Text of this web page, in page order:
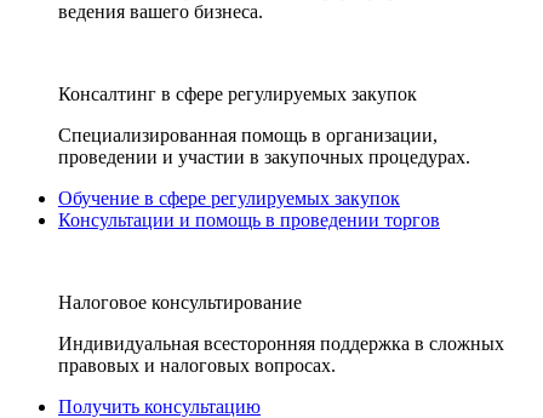
ведения вашего бизнеса.
Консалтинг в сфере регулируемых закупок
Специализированная помощь в организации,
проведении и участии в закупочных процедурах.
Обучение в сфере регулируемых закупок
Консультации и помощь в проведении торгов
Налоговое консультирование
Индивидуальная всесторонняя поддержка в сложных
правовых и налоговых вопросах.
Получить консультацию